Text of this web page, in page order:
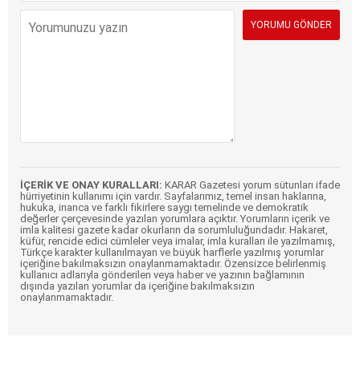
İÇERİK VE ONAY KURALLARI: KARAR Gazetesi yorum sütunları ifade
hürriyetinin kullanımı için vardır. Sayfalarımız, temel insan haklarına,
hukuka, inanca ve farklı fikirlere saygı temelinde ve demokratik
değerler çerçevesinde yazılan yorumlara açıktır. Yorumların içerik ve
imla kalitesi gazete kadar okurların da sorumluluğundadır. Hakaret,
küfür, rencide edici cümleler veya imalar, imla kuralları ile yazılmamış,
Türkçe karakter kullanılmayan ve büyük harflerle yazılmış yorumlar
içeriğine bakılmaksızın onaylanmamaktadır. Özensizce belirlenmiş
kullanıcı adlarıyla gönderilen veya haber ve yazının bağlamının
dışında yazılan yorumlar da içeriğine bakılmaksızın
onaylanmamaktadır.